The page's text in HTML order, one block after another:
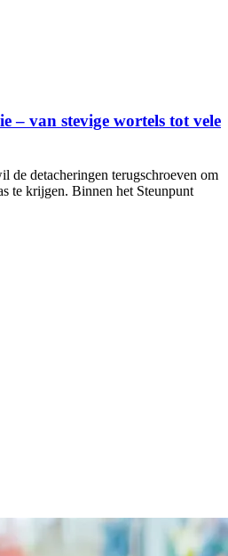
– van stevige wortels tot vele
de detacheringen terugschroeven om
te krijgen. Binnen het Steunpunt